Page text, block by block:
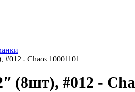
- Chaos 10001101
(8шт), #012 -